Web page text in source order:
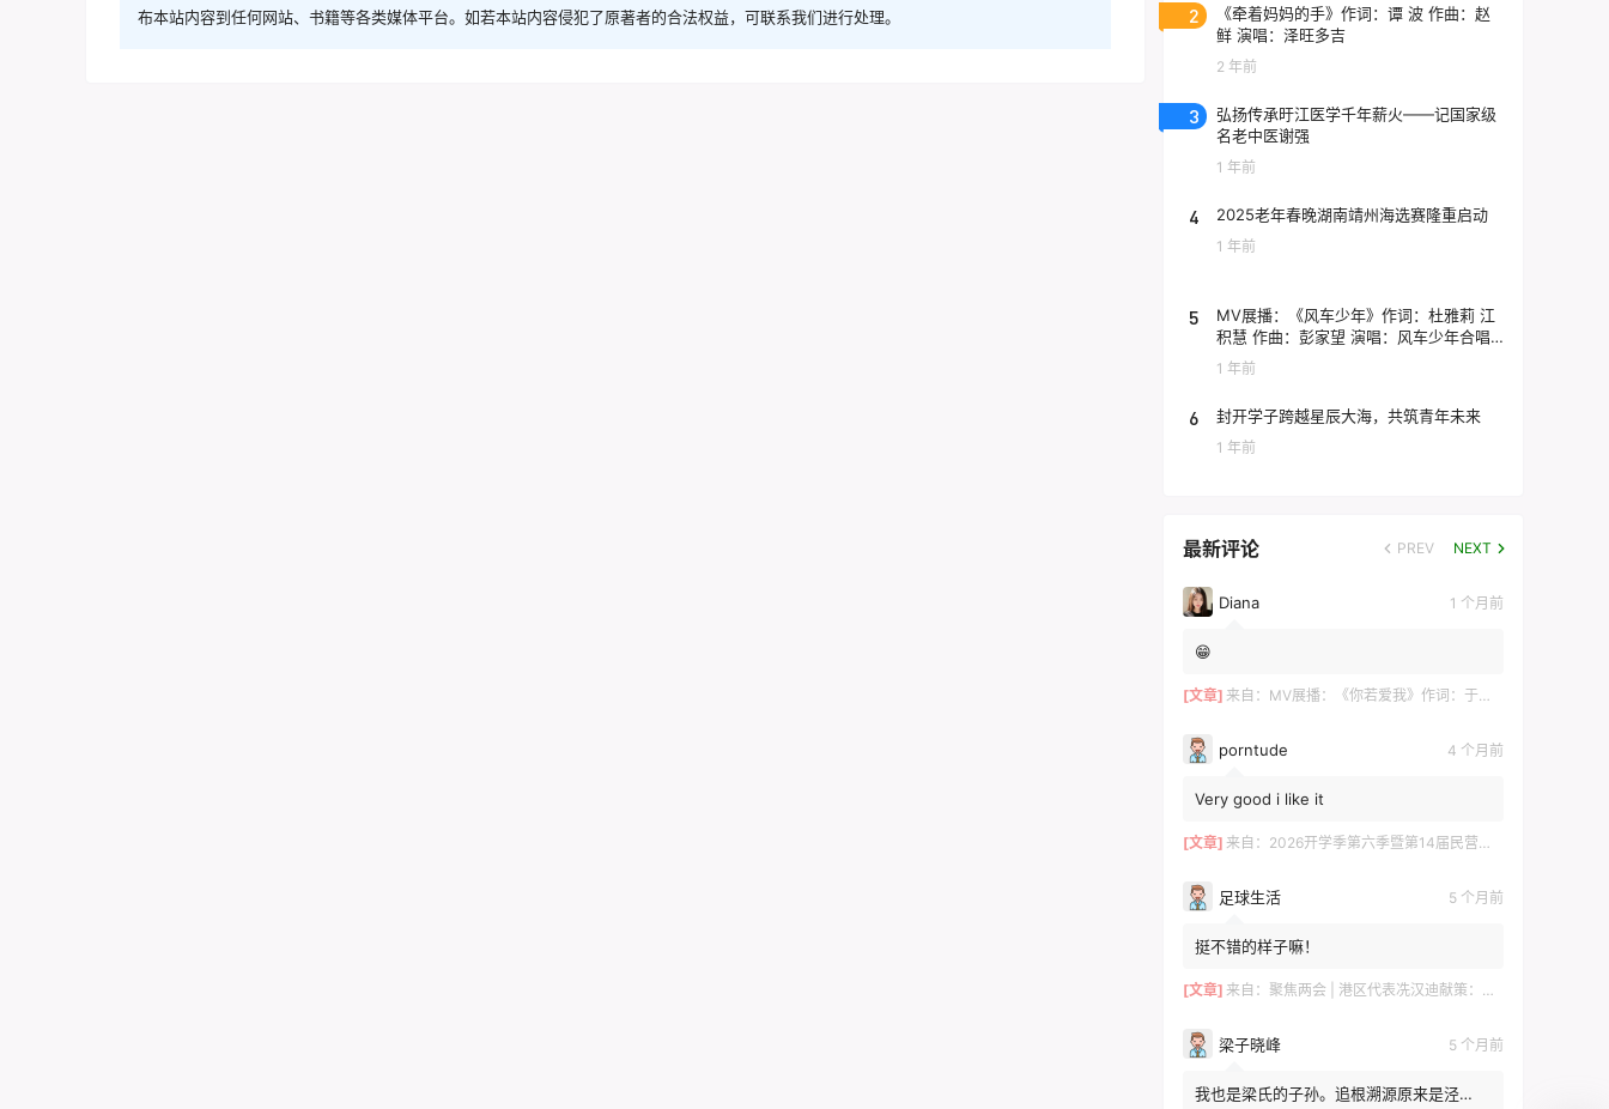
布本站内容到任何网站、书籍等各类媒体平台。如若本站内容侵犯了原著者的合法权益，可联系我们进行处理。
2
《牵着妈妈的手》作词：谭 波 作曲：赵
鲜 演唱：泽旺多吉
2 年前
3
弘扬传承旴江医学千年薪火——记国家级
名老中医谢强
1 年前
4 2025老年春晚湖南靖州海选赛隆重启动
1 年前
5
MV展播：《风车少年》作词：杜雅莉 江
积慧 作曲：彭家望 演唱：风车少年合唱
团
1 年前
6 封开学子跨越星辰大海，共筑青年未来
1 年前
最新评论 PREV NEXT
Diana 1 个月前
😁
[文章] 来自： MV展播：《你若爱我》作词：于术芹 作曲：高明军 演唱：于萌萌
porntude 4 个月前
Very good i like it
[文章] 来自： 2026开学季第六季暨第14届民营企业家论坛在长沙举行 ——700余位湘商共探“新机遇·新财富·新传承”
足球生活 5 个月前
挺不错的样子嘛！
[文章] 来自： 聚焦两会 | 港区代表冼汉迪献策：科技+文旅融合，绘就高质量发展新图景
梁子晓峰 5 个月前
我也是梁氏的子孙。追根溯源原来是泾